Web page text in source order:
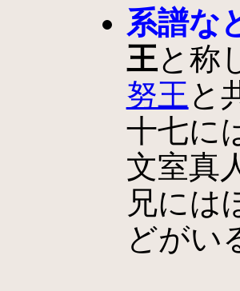
系譜な
王と称
努王 と
十七に
文室真
兄には
どがい